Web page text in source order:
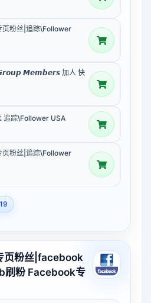
页粉丝|追踪\Follower
𝙈𝙚𝙢𝙗𝙚𝙧𝙨 加人 快
追踪\Follower USA
页粉丝|追踪\Follower
页粉丝|facebook
刷粉 Facebook专